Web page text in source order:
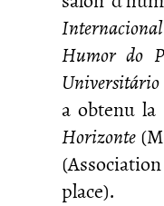
Humor do
a obtenu
Horizonte
place).